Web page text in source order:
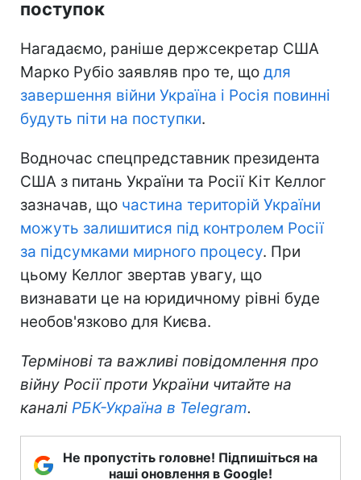
поступок
Нагадаємо, раніше держсекретар США
Марко Рубіо заявляв про те, що для
завершення війни Україна і Росія повинні
будуть піти на поступки.
Водночас спецпредставник президента
США з питань України та Росії Кіт Келлог
зазначав, що частина територій України
можуть залишитися під контролем Росії
за підсумками мирного процесу. При
цьому Келлог звертав увагу, що
визнавати це на юридичному рівні буде
необов'язково для Києва.
Термінові та важливі повідомлення про
війну Росії проти України читайте на
каналі РБК-Україна в Telegram.
Не пропустіть головне! Підпишіться на
наші оновлення в Google!